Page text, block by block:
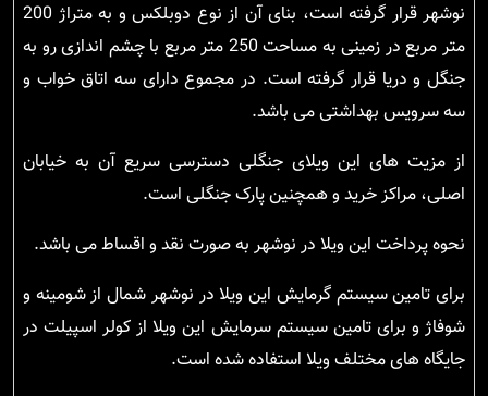
نوشهر قرار گرفته است، بنای آن از نوع دوبلکس و به متراژ 200
متر مربع در زمینی به مساحت 250 متر مربع با چشم اندازی رو به
جنگل و دریا قرار گرفته است. در مجموع دارای سه اتاق خواب و
سه سرویس بهداشتی می باشد.
از مزیت های این ویلای جنگلی دسترسی سریع آن به خیابان
اصلی، مراکز خرید و همچنین پارک جنگلی است.
نحوه پرداخت این ویلا در نوشهر به صورت نقد و اقساط می باشد.
برای تامین سیستم گرمایش این ویلا در نوشهر شمال از شومینه و
شوفاژ و برای تامین سیستم سرمایش این ویلا از کولر اسپیلت در
جایگاه های مختلف ویلا استفاده شده است.